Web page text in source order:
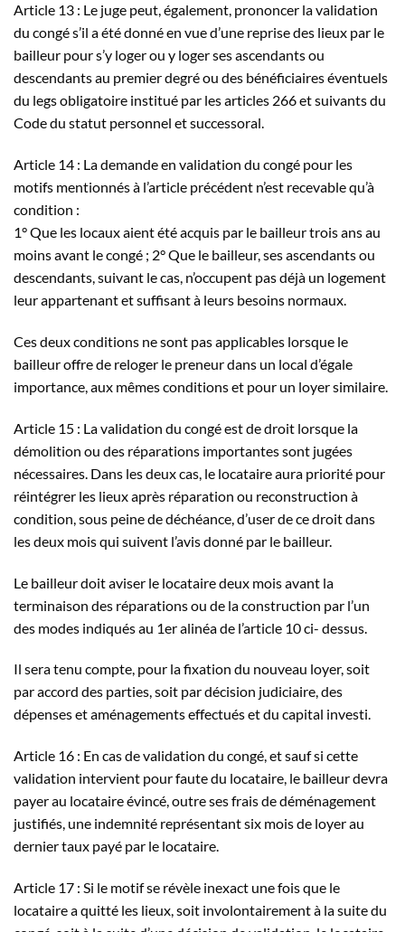
Article 13 : Le juge peut, également, prononcer la validation
du congé s’il a été donné en vue d’une reprise des lieux par le
bailleur pour s’y loger ou y loger ses ascendants ou
descendants au premier degré ou des bénéficiaires éventuels
du legs obligatoire institué par les articles 266 et suivants du
Code du statut personnel et successoral.
Article 14 : La demande en validation du congé pour les
motifs mentionnés à l’article précédent n’est recevable qu’à
condition :
1° Que les locaux aient été acquis par le bailleur trois ans au
moins avant le congé ; 2° Que le bailleur, ses ascendants ou
descendants, suivant le cas, n’occupent pas déjà un logement
leur appartenant et suffisant à leurs besoins normaux.
Ces deux conditions ne sont pas applicables lorsque le
bailleur offre de reloger le preneur dans un local d’égale
importance, aux mêmes conditions et pour un loyer similaire.
Article 15 : La validation du congé est de droit lorsque la
démolition ou des réparations importantes sont jugées
nécessaires. Dans les deux cas, le locataire aura priorité pour
réintégrer les lieux après réparation ou reconstruction à
condition, sous peine de déchéance, d’user de ce droit dans
les deux mois qui suivent l’avis donné par le bailleur.
Le bailleur doit aviser le locataire deux mois avant la
terminaison des réparations ou de la construction par l’un
des modes indiqués au 1er alinéa de l’article 10 ci- dessus.
Il sera tenu compte, pour la fixation du nouveau loyer, soit
par accord des parties, soit par décision judiciaire, des
dépenses et aménagements effectués et du capital investi.
Article 16 : En cas de validation du congé, et sauf si cette
validation intervient pour faute du locataire, le bailleur devra
payer au locataire évincé, outre ses frais de déménagement
justifiés, une indemnité représentant six mois de loyer au
dernier taux payé par le locataire.
Article 17 : Si le motif se révèle inexact une fois que le
locataire a quitté les lieux, soit involontairement à la suite du